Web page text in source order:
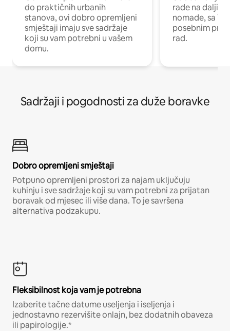
do praktičnih urbanih
stanova, ovi dobro opremljeni
smještaji imaju sve sadržaje
koji su vam potrebni u vašem
domu.
rade na
nomade, sa
posebnim
rad.
Sadržaji i pogodnosti za duže boravke
Dobro opremljeni smještaji
Potpuno opremljeni prostori za najam uključuju
kuhinju i sve sadržaje koji su vam potrebni za prijatan
boravak od mjesec ili više dana. To je savršena
alternativa podzakupu.
Fleksibilnost koja vam je potrebna
Izaberite tačne datume useljenja i iseljenja i
jednostavno rezervišite onlajn, bez dodatnih obaveza
ili papirologije.*